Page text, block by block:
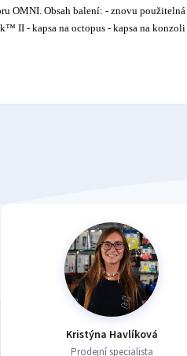
OMNI. Obsah balení: - znovu
II - kapsa na octopus - kapsa na
Kristýna Havlíková
Prodejní specialista